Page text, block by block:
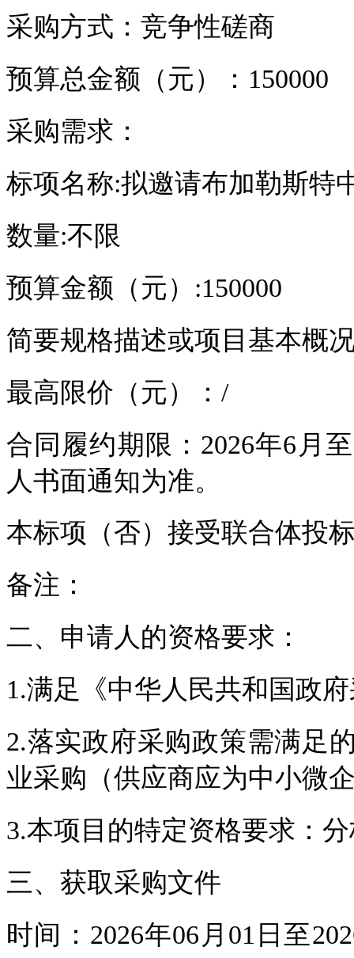
采购方式：竞争性磋商
预算总金额（元）：150000
采购需求：
标项名称:拟邀请布加勒斯特
数量:不限
预算金额（元）:150000
简要规格描述或项目基本概
最高限价（元）：/
合同履约期限：2026年6月
人书面通知为准。
本标项（否）接受联合体投
备注：
二、申请人的资格要求：
1.满足《中华人民共和国政
2.落实政府采购政策需满足
业采购（供应商应为中小微
3.本项目的特定资格要求：
三、获取采购文件
时间：2026年06月01日至